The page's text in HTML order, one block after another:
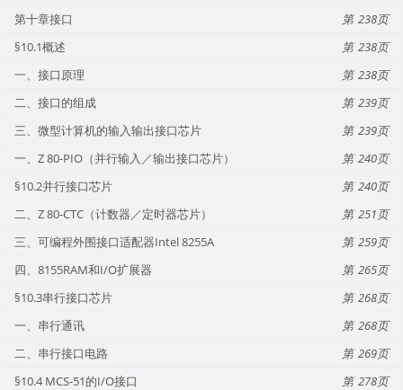
第十章接口
238
§10.1概述
238
一、接口原理
238
二、接口的组成
239
三、微型计算机的输入输出接口芯片
239
一、Z 80-PIO（并行输入／输出接口芯片）
240
§10.2并行接口芯片
240
二、Z 80-CTC（计数器／定时器芯片）
251
三、可编程外围接口适配器Intel 8255A
259
四、8155RAM和I/O扩展器
265
§10.3串行接口芯片
268
一、串行通讯
268
二、串行接口电路
269
§10.4 MCS-51的I/O接口
278